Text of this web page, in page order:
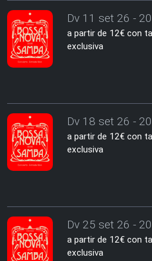
Dv 11 set 26 -
a partir de 12€ con
exclusiva
Dv 18 set 26 -
a partir de 12€ con
exclusiva
Dv 25 set 26 -
a partir de 12€ con
exclusiva